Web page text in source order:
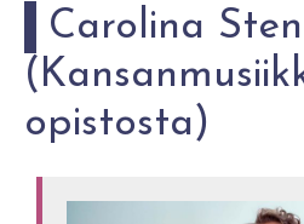
Ca­ro­li­na
opis­tos­ta)